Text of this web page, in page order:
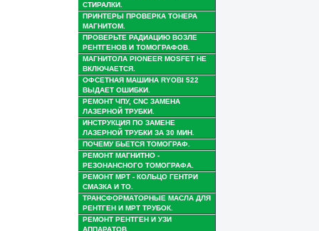
СТИРАЛКИ.
ПРИНТЕРЫ ПРОВЕРКА ТОНЕРА
МАГНИТОМ.
ПРОВЕРЬТЕ РАДИАЦИЮ ВОЗЛЕ
РЕНТГЕНОВ И ТОМОГРАФОВ.
МАГНИТОЛА PIONEER MOSFET НЕ
ВКЛЮЧАЕТСЯ.
ОФСЕТНАЯ МАШИНА RYOBI 522
ВЫДАЕТ ОШИБКИ.
РЕМОНТ ЧПУ, CNC ЗАМЕНА
ЛАЗЕРНОЙ ТРУБКИ.
ИНСТРУКЦИЯ ПО ЗАМЕНЕ
ЛАЗЕРНОЙ ТРУБКИ ЗА 30 МИН.
ПОЧЕМУ БЬЕТСЯ ТОМОГРАФ.
РЕМОНТ МАГНИТНО -
РЕЗОНАНСНОГО ТОМОГРАФА.
РЕМОНТ МРТ - КОЛЬЦО ГЕНТРИ
СМАЗКА И ТО.
ТРАНСФОРМАТОРНЫЕ МАСЛА ДЛЯ
РЕНТГЕН И МРТ ТРУБОК.
РЕМОНТ РЕНТГЕН И УЗИ
АППАРАТОВ.